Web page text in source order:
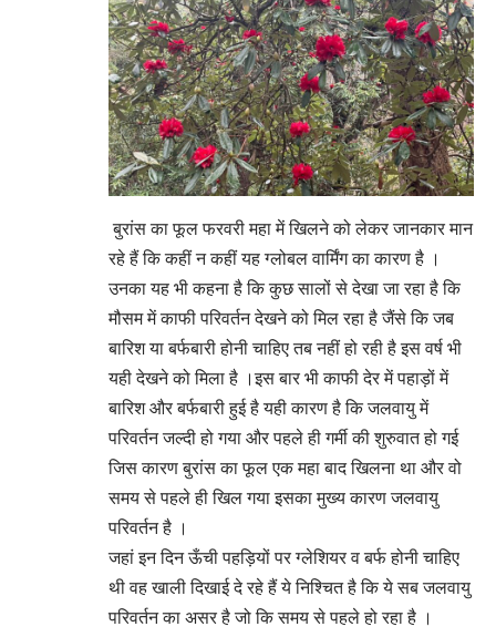
बुरांस का फूल फरवरी महा में खिलने को लेकर जानकार मान
रहे हैं कि कहीं न कहीं यह ग्लोबल वार्मिंग का कारण है ।
उनका यह भी कहना है कि कुछ सालों से देखा जा रहा है कि
मौसम में काफी परिवर्तन देखने को मिल रहा है जैंसे कि जब
बारिश या बर्फबारी होनी चाहिए तब नहीं हो रही है इस वर्ष भी
यही देखने को मिला है ।इस बार भी काफी देर में पहाड़ों में
बारिश और बर्फबारी हुई है यही कारण है कि जलवायु में
परिवर्तन जल्दी हो गया और पहले ही गर्मी की शुरुवात हो गई
जिस कारण बुरांस का फूल एक महा बाद खिलना था और वो
समय से पहले ही खिल गया इसका मुख्य कारण जलवायु
परिवर्तन है ।
जहां इन दिन ऊँची पहड़ियों पर ग्लेशियर व बर्फ होनी चाहिए
थी वह खाली दिखाई दे रहे हैं ये निश्चित है कि ये सब जलवायु
परिवर्तन का असर है जो कि समय से पहले हो रहा है ।